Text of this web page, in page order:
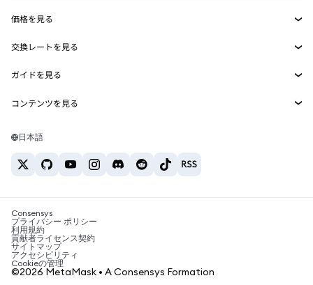
MetaMask Connect
Snaps
Web3サービス
セキュリティ
サポート
キャリア
お問い合わせ
価格を見る
イーサリアムの価格
Solanaの価格
Tetherの価格
交換レートを見る
ETH→USD
USDT→INR
BTC→INR
ETH→USDT
ガイドを見る
ETHの購入
USDTの購入
SHIBの購入
BNBの購入
コンテンツを見る
Solanaウォレット
税制関連ニュース
暗号資産の購入方法は？
ビットコインを売るには？
日本語
Consensys
プライバシー ポリシー
利用規約
貢献者ライセンス契約
サイトマップ
アクセシビリティ
Cookieの管理
©2026 MetaMask • A Consensys Formation